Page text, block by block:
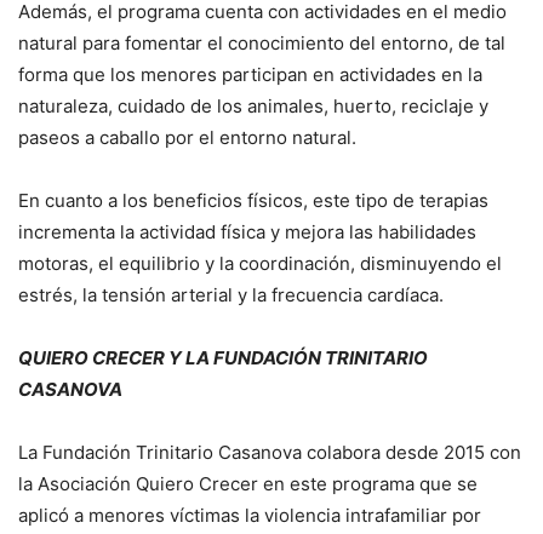
Además, el programa cuenta con actividades en el medio
natural para fomentar el conocimiento del entorno, de tal
forma que los menores participan en actividades en la
naturaleza, cuidado de los animales, huerto, reciclaje y
paseos a caballo por el entorno natural.
En cuanto a los beneficios físicos, este tipo de terapias
incrementa la actividad física y mejora las habilidades
motoras, el equilibrio y la coordinación, disminuyendo el
estrés, la tensión arterial y la frecuencia cardíaca.
QUIERO CRECER Y LA FUNDACIÓN TRINITARIO
CASANOVA
La Fundación Trinitario Casanova colabora desde 2015 con
la Asociación Quiero Crecer en este programa que se
aplicó a menores víctimas la violencia intrafamiliar por